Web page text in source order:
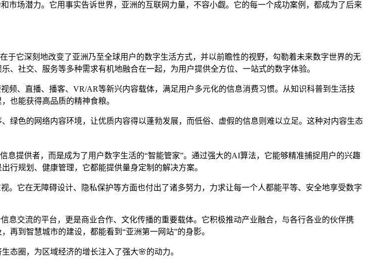
市场潜力。它用事实告诉世界，亚洲的互联网力量，不容小觑。它的每一个成功案例，都成为了后来
于它深刻地改变了亚洲乃至全球用户的数字生活方式，并以前瞻性的视野，勾勒着未来数字世界的无
社交、服务等多种需求有机地融合在一起，为用户提供全方位、一站式的数字体验。
频、直播、播客、VR/AR等新兴内容载体，满足用户多元化的信息消费习惯。从知识科普到生活技
也能获得高品质的精神食粮。
绿色的网络内容环境，让优质内容得以蓬勃发展，而低俗、虚假的信息则难以立足。这种对内容生态
息提供者，而是成为了用户数字生活的“智能管家”。通过强大的AI算法，它能够精准捕捉用户的兴趣
行规划、健康管理，它都能提供量身定制的解决方案。
。它在无障碍设计、隐私保护等方面也付出了诸多努力，力求让每一个人都能平等、安全地享受数字
息交流的平台，更是商业合作、文化传播的重要载体。它积极推动产业融合，与各行各业的伙伴携
再到智慧城市的建设，都能看到“亚洲第一网站”的身影。
态圈，为区域经济的增长注入了强大🌸的动力。